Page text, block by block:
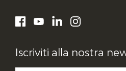
Facebook
YouTubeLinkedInInstagram
Iscriviti alla nostra